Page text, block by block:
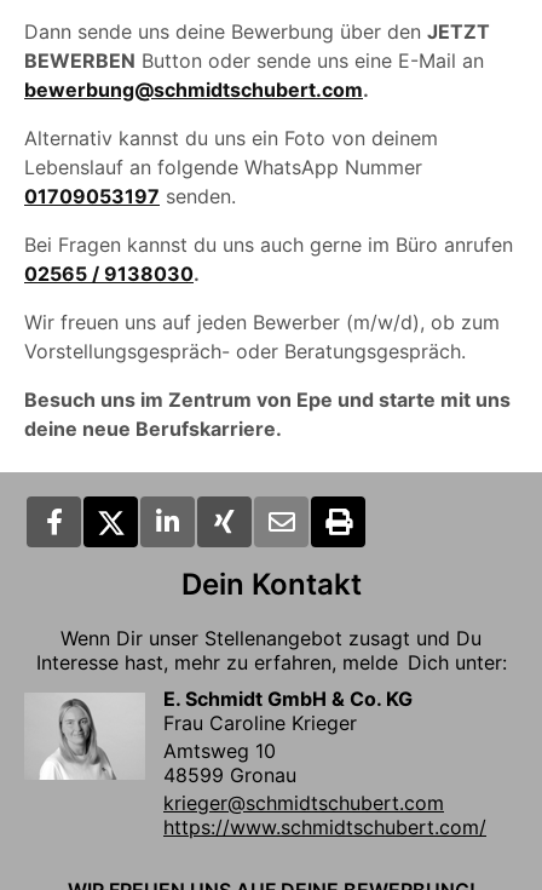
Dann sende uns deine Bewerbung über den JETZT
BEWERBEN Button oder sende uns eine E-Mail an
bewerbung@schmidtschubert.com.
Alternativ kannst du uns ein Foto von deinem
Lebenslauf an folgende WhatsApp Nummer
01709053197 senden.
Bei Fragen kannst du uns auch gerne im Büro anrufen
02565 / 9138030.
Wir freuen uns auf jeden Bewerber (m/w/d), ob zum
Vorstellungsgespräch- oder Beratungsgespräch.
Besuch uns im Zentrum von Epe und starte mit uns
deine neue Berufskarriere.
Dein Kontakt
Wenn Dir unser Stellenangebot zusagt und Du
Interesse hast, mehr zu erfahren, melde Dich unter:
E. Schmidt GmbH & Co. KG
Frau Caroline Krieger
Amtsweg 10
48599 Gronau
krieger@schmidtschubert.com
https://www.schmidtschubert.com/